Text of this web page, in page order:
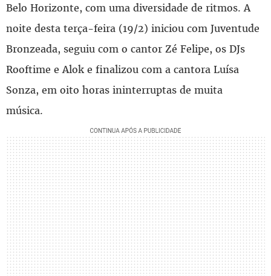
Belo Horizonte, com uma diversidade de ritmos. A
noite desta terça-feira (19/2) iniciou com Juventude
Bronzeada, seguiu com o cantor Zé Felipe, os DJs
Rooftime e Alok e finalizou com a cantora Luísa
Sonza, em oito horas ininterruptas de muita
música.